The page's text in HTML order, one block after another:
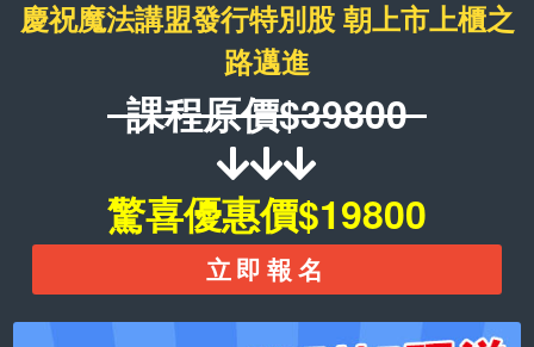
慶祝魔法講盟發行特別股 朝上市上櫃之
路邁進
課程原價$39800
驚喜優惠價$19800
立即報名